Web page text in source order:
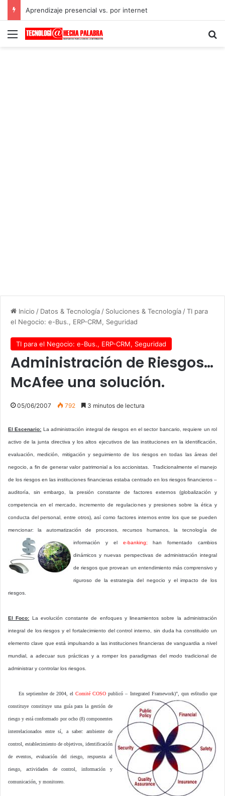
Aprendizaje presencial vs. por internet
Menú
Inicio / Datos & Tecnología / Soluciones & Tecnología /TI para
el Negocio: e-Bus., ERP-CRM, Seguridad
TI para el Negocio: e-Bus., ERP-CRM, Seguridad
Administración de Riesgos…
McAfee una solución.
05/06/2007 792 3 minutos de lectura
El Escenario: La administración integral de riesgos en el sector bancario, requiere un rol
activo de la junta directiva y los altos ejecutivos de las instituciones en la identificación,
evaluación, medición, mitigación y seguimiento de los riesgos en todas las áreas del
negocio, a fin de generar valor patrimonial a los accionistas. Tradicionalmente el manejo
de los riesgos en las instituciones financieras estaba centrado en los riesgos financieros –
auditoría, sin embargo, la presión constante de factores externos (globalización y
competencia en el mercado, incremento de regulaciones y presiones sobre la ética y
conducta del personal, entre otros), así como factores internos entre los que se pueden
mencionar: la automatización de procesos, recursos humanos, la tecnología de
información y el e-banking; han fomentado cambios
dinámicos y nuevas perspectivas de administración integral
de riesgos que provean un entendimiento más comprensivo y
riguroso de la estrategia del negocio y el impacto de los
riesgos.
El Foco: La evolución constante de enfoques y lineamientos sobre la administración
integral de los riesgos y el fortalecimiento del control interno, sin duda ha constituido un
elemento clave que está impulsando a las instituciones financieras de vanguardia a nivel
mundial, a adecuar sus prácticas y a romper los paradigmas del modo tradicional de
administrar y controlar los riesgos.
En septiembre de 2004, elComité COSO publicó– Integrated Framework)", qun es6tudio que
constituye constituye una guía para la gestión de
riesgo y está conformado por ocho (8) componentes
interrelacionados entre sí, a saber: ambiente de
control, establecimiento de objetivos, identificación
de eventos, evaluación del riesgo, respuesta al
riesgo, actividades de control, información y
comunicación, y monitoreo.